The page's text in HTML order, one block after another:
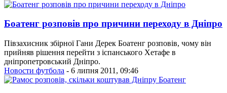
Боатенг розповів про причини переходу в Дніпро
Півзахисник збірної Гани Дерек Боатенг розповів, чому він
прийняв рішення перейти з іспанського Хетафе в
дніпропетровський Дніпро.
Новости футбола - 6 липня 2011, 09:46